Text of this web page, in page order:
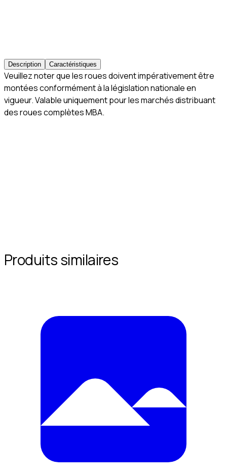
Description Caractéristiques
Veuillez noter que les roues doivent impérativement être
montées conformément à la législation nationale en
vigueur. Valable uniquement pour les marchés distribuant
des roues complètes MBA.
Produits similaires